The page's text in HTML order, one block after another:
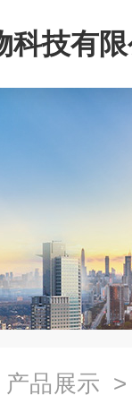
科技有
产品展示